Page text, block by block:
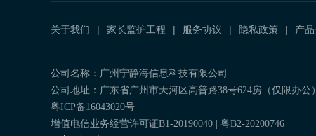
关于我们 家长监护工程 服务协议 隐私政策 产
公司名称：广州宁静海信息科技有限公司
公司地址：广东省广州市天河区高普路38号624房（仅限办公）
粤ICP备16043020号
增值电信业务经营许可证B1-20190040 | 粤B2-20200746